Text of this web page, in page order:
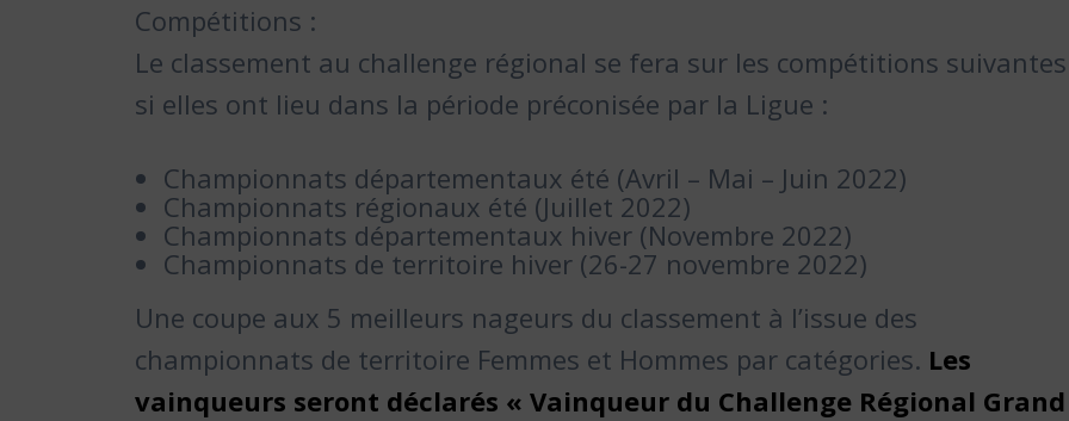
Compétitions :
Le classement au challenge régional se fera sur les compétitions suivantes
si elles ont lieu dans la période préconisée par la Ligue :
Championnats départementaux été (Avril – Mai – Juin 2022)
Championnats régionaux été (Juillet 2022)
Championnats départementaux hiver (Novembre 2022)
Championnats de territoire hiver (26-27 novembre 2022)
Une coupe aux 5 meilleurs nageurs du classement à l’issue des
championnats de territoire Femmes et Hommes par catégories. Les
vainqueurs seront déclarés « Vainqueur du Challenge Régional Grand